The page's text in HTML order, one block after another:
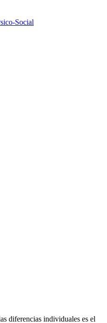
Social
diferencias individuales es el